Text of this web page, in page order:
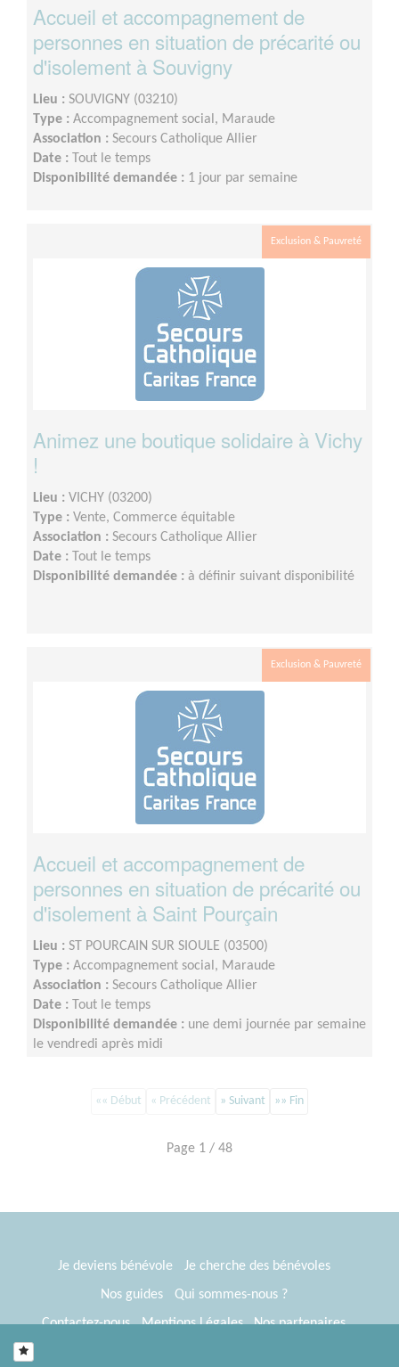
Accueil et accompagnement de
personnes en situation de précarité ou
d'isolement à Souvigny
Lieu : SOUVIGNY (03210)
Type : Accompagnement social, Maraude
Association : Secours Catholique Allier
Date :
Tout le temps
Disponibilité demandée : 1 jour par semaine
Exclusion & Pauvreté
Animez une boutique solidaire à Vichy
!
Lieu : VICHY (03200)
Type : Vente, Commerce équitable
Association : Secours Catholique Allier
Date :
Tout le temps
Disponibilité demandée : à définir suivant disponibilité
Exclusion & Pauvreté
Accueil et accompagnement de
personnes en situation de précarité ou
d'isolement à Saint Pourçain
Lieu : ST POURCAIN SUR SIOULE (03500)
Type : Accompagnement social, Maraude
Association : Secours Catholique Allier
Date :
Tout le temps
Disponibilité demandée : une demi journée par semaine
le vendredi après midi
«« Début « Précédent » Suivant »» Fin
Page 1 / 48
Je deviens bénévole
Je cherche des bénévoles
Nos guides
Qui sommes-nous ?
Contactez-nous
Mentions Légales
Nos partenaires